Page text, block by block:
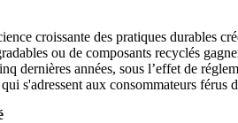
croissante des pratiques durables
ou de composants recyclés
dernières années, sous l’effet de
s'adressent aux consommateurs férus